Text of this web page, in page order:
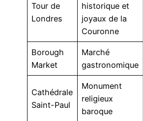
Tour de
Londres
historique et
joyaux de la
Couronne
Borough
Market
Marché
gastronomique
Cathédrale
Saint-Paul
Monument
religieux
baroque